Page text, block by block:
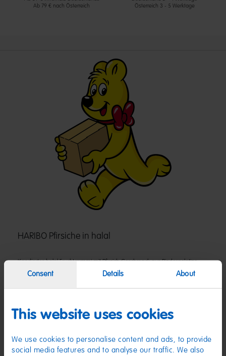
Consent Details About
This website uses cookies
We use cookies to personalise content and ads, to provide
social media features and to analyse our traffic. We also
Ab 79 € nach Österreich
Österreich 3 - 5 Werktage
HARIBO Pfirsiche in halal
Kandiertes halal Fruchtgummi mit Pfirsich-Geschmack aus Rindergelatine.
Diesen Klassiker gibt es hier online zu kaufen.
(D) Fruchtgummi | Zucker; Glukosesirup; Gelatine (Rind); Pfirsichsaft aus
Pfirsichsaftkonzentrat; Säuerungsmittel: Citronensäure, Äpfelsäure;
Natriumhydrogenmalat; Aroma. Kann Spuren von MILCH, WEIZEN
enthalten.